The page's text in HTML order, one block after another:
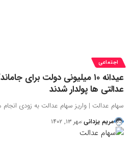
اجتماعی
عیدانه ۱۰ میلیونی دولت برای
عدالتی ها پولدار شدند
سهام عدالت | واریز سهام عدالت به زودی
مریم یزدانی مهر ۱۳, ۱۴۰۲